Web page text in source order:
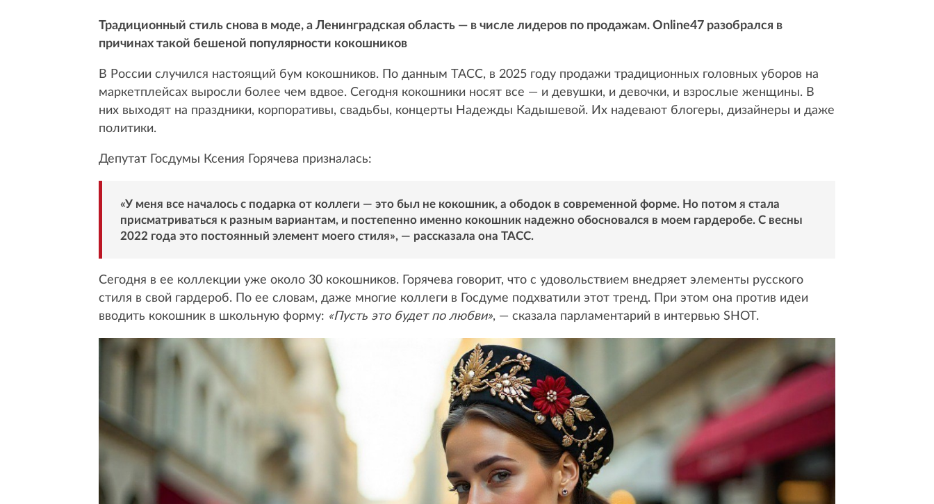
Традиционный стиль снова в моде, а Ленинградская область — в числе лидеров по продажам. Online47 разобрался в
причинах такой бешеной популярности кокошников
В России случился настоящий бум кокошников. По данным ТАСС, в 2025 году продажи традиционных головных уборов на
маркетплейсах выросли более чем вдвое. Сегодня кокошники носят все — и девушки, и девочки, и взрослые женщины. В
них выходят на праздники, корпоративы, свадьбы, концерты Надежды Кадышевой. Их надевают блогеры, дизайнеры и даже
политики.
Депутат Госдумы Ксения Горячева призналась:
«У меня все началось с подарка от коллеги — это был не кокошник, а ободок в современной форме. Но потом я стала
присматриваться к разным вариантам, и постепенно именно кокошник надежно обосновался в моем гардеробе. С весны
2022 года это постоянный элемент моего стиля», — рассказала она ТАСС.
Сегодня в ее коллекции уже около 30 кокошников. Горячева говорит, что с удовольствием внедряет элементы русского
стиля в свой гардероб. По ее словам, даже многие коллеги в Госдуме подхватили этот тренд. При этом она против идеи
вводить кокошник в школьную форму: «Пусть это будет по любви», — сказала парламентарий в интервью SHOT.